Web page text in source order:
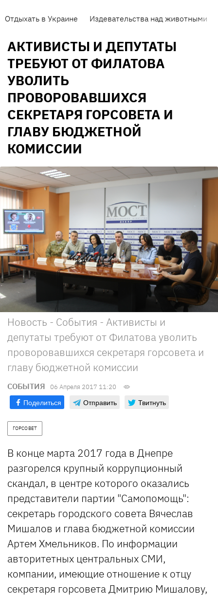
Отдыхать в Украине Издевательства над животными
АКТИВИСТЫ И ДЕПУТАТЫ
ТРЕБУЮТ ОТ ФИЛАТОВА
УВОЛИТЬ
ПРОВОРОВАВШИХСЯ
СЕКРЕТАРЯ ГОРСОВЕТА И
ГЛАВУ БЮДЖЕТНОЙ
КОМИССИИ
Новость - События - Активисты и
депутаты требуют от Филатова уволить
проворовавшихся секретаря горсовета и
главу бюджетной комиссии
СОБЫТИЯ 06 Апреля 2017 11:20
Поделиться Отправить Твитнуть
ГОРСОВЕТ
В конце марта 2017 года в Днепре
разгорелся крупный коррупционный
скандал, в центре которого оказались
представители партии "Самопомощь":
секретарь городского совета Вячеслав
Мишалов и глава бюджетной комиссии
Артем Хмельников. По информации
авторитетных центральных СМИ,
компании, имеющие отношение к отцу
секретаря горсовета Дмитрию Мишалову,